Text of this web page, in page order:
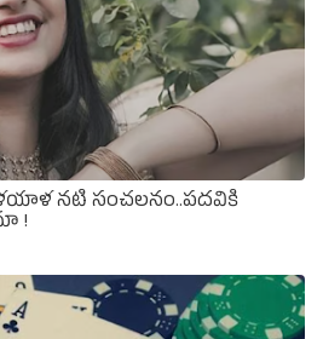
: మళయాళ నటి సంచలనం..పదవికి
!